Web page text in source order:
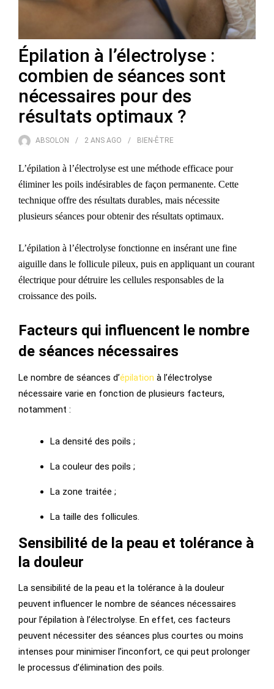
Épilation à l’électrolyse :
combien de séances sont
nécessaires pour des
résultats optimaux ?
ABSOLON 2 ANS AGO BIEN-ÊTRE
L’épilation à l’électrolyse est une méthode efficace pour
éliminer les poils indésirables de façon permanente. Cette
technique offre des résultats durables, mais nécessite
plusieurs séances pour obtenir des résultats optimaux.
L’épilation à l’électrolyse fonctionne en insérant une fine
aiguille dans le follicule pileux, puis en appliquant un courant
électrique pour détruire les cellules responsables de la
croissance des poils.
Facteurs qui influencent le nombre
de séances nécessaires
Le nombre de séances d’épilation à l’électrolyse
nécessaire varie en fonction de plusieurs facteurs,
notamment :
La densité des poils ;
La couleur des poils ;
La zone traitée ;
La taille des follicules.
Sensibilité de la peau et tolérance à
la douleur
La sensibilité de la peau et la tolérance à la douleur
peuvent influencer le nombre de séances nécessaires
pour l’épilation à l’électrolyse. En effet, ces facteurs
peuvent nécessiter des séances plus courtes ou moins
intenses pour minimiser l’inconfort, ce qui peut prolonger
le processus d’élimination des poils.